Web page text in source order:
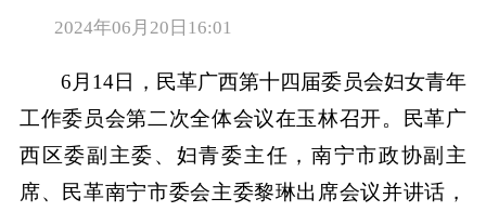
2024年06月20日16:01
6月14日，民革广西第十四届委员会妇女青年
工作委员会第二次全体会议在玉林召开。民革广
西区委副主委、妇青委主任，南宁市政协副主
席、民革南宁市委会主委黎琳出席会议并讲话，